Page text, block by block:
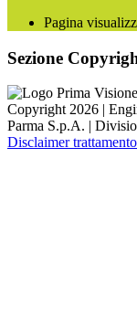
Pagina
Sezione
Copyright 2026 |
Parma S.p.A. |
Disclaimer